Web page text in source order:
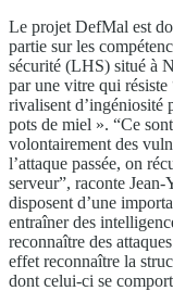
Le projet DefMal est
partie sur les
sécurité (LHS) situé à
par une vitre qui résiste
rivalisent d’ingéniosité
pots de miel ». “Ce
volontairement des
l’attaque passée, on
serveur”, raconte
disposent d’une
entraîner des
reconnaître des
effet reconnaître la
dont celui-ci se